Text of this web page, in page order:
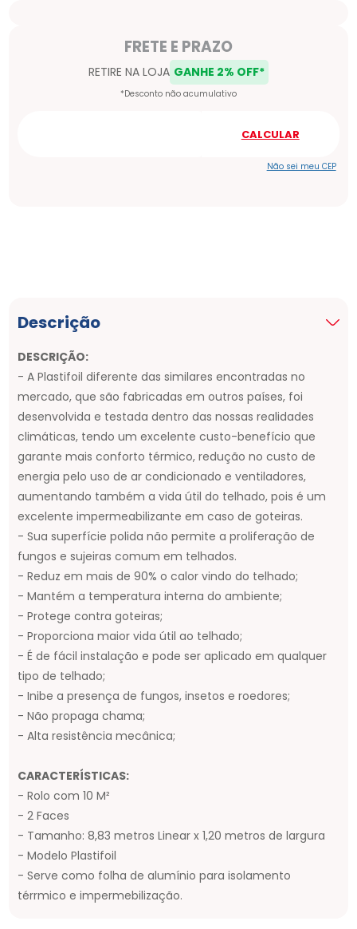
Não sei meu CEP
Descrição
DESCRIÇÃO:
- A Plastifoil diferente das similares encontradas no
mercado, que são fabricadas em outros países, foi
desenvolvida e testada dentro das nossas realidades
climáticas, tendo um excelente custo-benefício que
garante mais conforto térmico, redução no custo de
energia pelo uso de ar condicionado e ventiladores,
aumentando também a vida útil do telhado, pois é um
excelente impermeabilizante em caso de goteiras.
- Sua superfície polida não permite a proliferação de
fungos e sujeiras comum em telhados.
- Reduz em mais de 90% o calor vindo do telhado;
- Mantém a temperatura interna do ambiente;
- Protege contra goteiras;
- Proporciona maior vida útil ao telhado;
- É de fácil instalação e pode ser aplicado em qualquer
tipo de telhado;
- Inibe a presença de fungos, insetos e roedores;
- Não propaga chama;
- Alta resistência mecânica;
CARACTERÍSTICAS:
- Rolo com 10 M²
- 2 Faces
- Tamanho: 8,83 metros Linear x 1,20 metros de largura
- Modelo Plastifoil
- Serve como folha de alumínio para isolamento
térrmico e impermebilização.